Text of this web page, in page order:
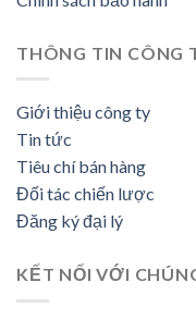
THÔNG TIN CÔNG
Giới thiệu công ty
Tin tức
Tiêu chí bán hàng
Đối tác chiến lược
Đăng ký đại lý
KẾT NỐI VỚI